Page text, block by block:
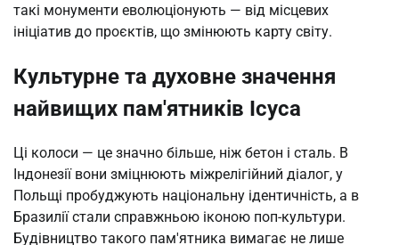
такі монументи еволюціонують — від місцевих
ініціатив до проєктів, що змінюють карту світу.
Культурне та духовне значення
найвищих пам'ятників Ісуса
Ці колоси — це значно більше, ніж бетон і сталь. В
Індонезії вони зміцнюють міжрелігійний діалог, у
Польщі пробуджують національну ідентичність, а в
Бразилії стали справжньою іконою поп-культури.
Будівництво такого пам'ятника вимагає не лише